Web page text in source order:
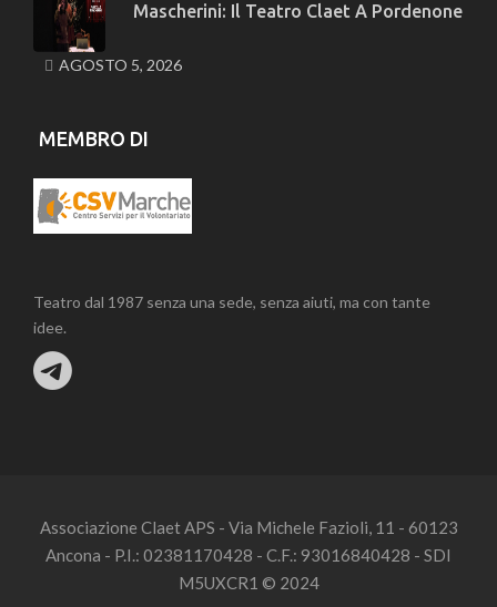
Mascherini: Il Teatro Claet A Pordenone
AGOSTO 5, 2026
MEMBRO DI
Teatro dal 1987 senza una sede, senza aiuti, ma con tante
idee.
Associazione Claet APS - Via Michele Fazioli, 11 - 60123
Ancona - P.I.: 02381170428 - C.F.: 93016840428 - SDI
M5UXCR1 © 2024